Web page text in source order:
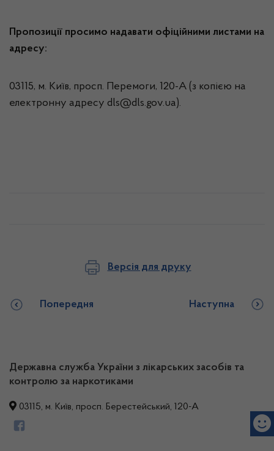
Пропозиції просимо надавати офіційними листами на
адресу:
03115, м. Київ, просп. Перемоги, 120-А (з копією на
електронну адресу dls@dls.gov.ua).
Версія для друку
Попередня Наступна
Державна служба України з лікарських засобів та
контролю за наркотиками
03115, м. Київ, просп. Берестейський, 120-А